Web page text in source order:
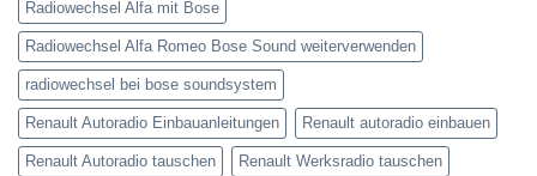
Radiowechsel Alfa mit Bose
Radiowechsel Alfa Romeo Bose Sound weiterverwenden
radiowechsel bei bose soundsystem‎
Renault Autoradio Einbauanleitungen Renault autoradio einbauen
Renault Autoradio tauschen Renault Werksradio tauschen